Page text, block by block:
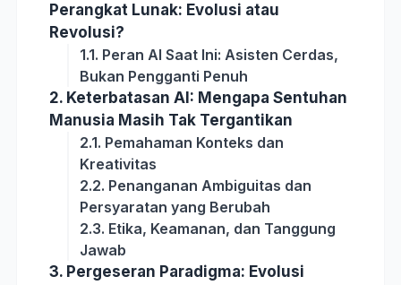
Perangkat Lunak: Evolusi atau
Revolusi?
1.1. Peran AI Saat Ini: Asisten Cerdas,
Bukan Pengganti Penuh
2. Keterbatasan AI: Mengapa Sentuhan
Manusia Masih Tak Tergantikan
2.1. Pemahaman Konteks dan
Kreativitas
2.2. Penanganan Ambiguitas dan
Persyaratan yang Berubah
2.3. Etika, Keamanan, dan Tanggung
Jawab
3. Pergeseran Paradigma: Evolusi